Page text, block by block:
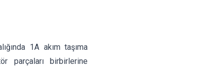
1A akım taşıma
parçaları birbirlerine